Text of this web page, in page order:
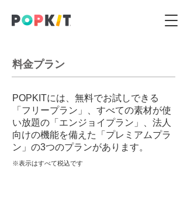
​料金プラン
POPKITには、無料でお試しできる
「フリープラン」、すべての素材が使
い放題の「エンジョイプラン」、法人
向けの機能を備えた「プレミアムプラ
ン」の3つのプランがあります。
​※表示はすべて税込です